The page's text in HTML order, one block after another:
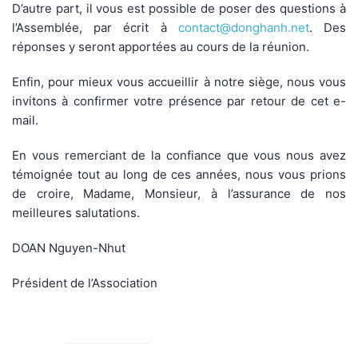
D’autre part, il vous est possible de poser des questions à
l’Assemblée, par écrit à contact@donghanh.net. Des
réponses y seront apportées au cours de la réunion.
Enfin, pour mieux vous accueillir à notre siège, nous vous
invitons à confirmer votre présence par retour de cet e-
mail.
En vous remerciant de la confiance que vous nous avez
témoignée tout au long de ces années, nous vous prions
de croire, Madame, Monsieur, à l’assurance de nos
meilleures salutations.
DOAN Nguyen-Nhut
Président de l’Association